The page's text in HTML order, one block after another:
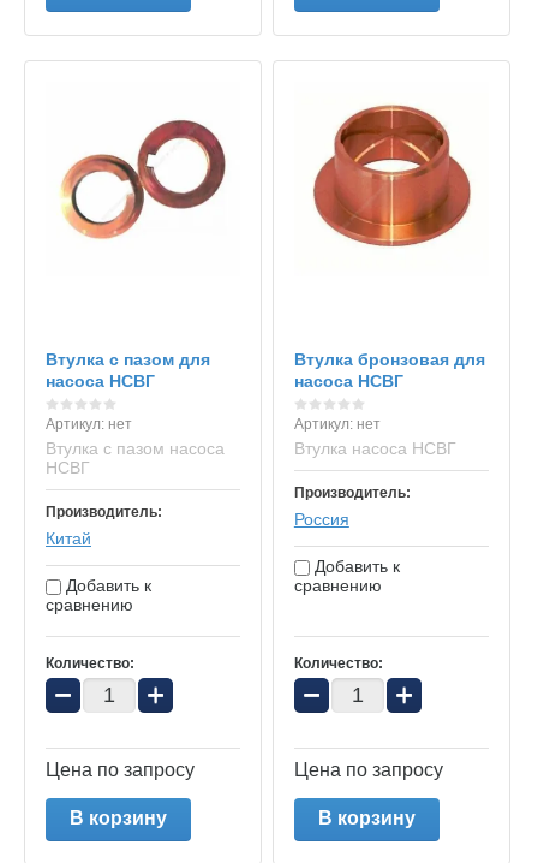
Втулка с пазом для
насоса НСВГ
Артикул: нет
Втулка с пазом насоса
НСВГ
Производитель:
Китай
Добавить к
сравнению
Количество:
− +
Цена по запросу
В корзину
Втулка бронзовая для
насоса НСВГ
Артикул:нет
Втулка насоса НСВГ
Производитель:
Россия
Добавить к
сравнению
Количество:
− +
Цена по запросу
В корзину